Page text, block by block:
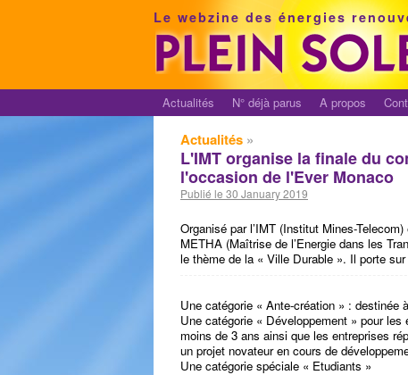
Le webzine des énergies
Actualités N° déjà parus A propos
Actualités »
L'IMT organise la finale du
l'occasion de l'Ever Monaco
Publié le 30 January 2019
Organisé par l’IMT (Institut Mines-
METHA (Maîtrise de l’Energie dans les
le thème de la « Ville Durable ». Il porte
Une catégorie « Ante-création » : destinée
Une catégorie « Développement » pour
moins de 3 ans ainsi que les entreprises
un projet novateur en cours de
Une catégorie spéciale « Etudiants »